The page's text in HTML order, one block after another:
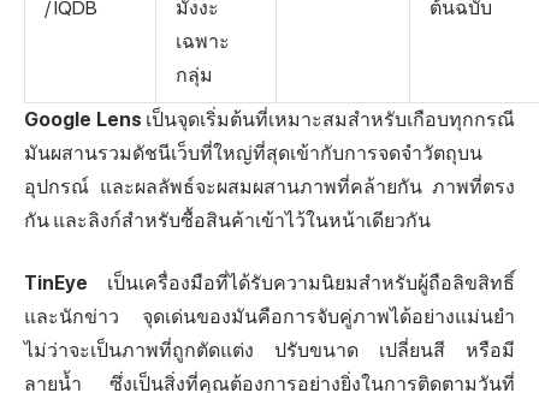
/ IQDB
มังงะ
เฉพาะ
กลุ่ม
ต้นฉบับ
Google Lens เป็นจุดเริ่มต้นที่เหมาะสมสำหรับเกือบทุกกรณี
มันผสานรวมดัชนีเว็บที่ใหญ่ที่สุดเข้ากับการจดจำวัตถุบน
อุปกรณ์ และผลลัพธ์จะผสมผสานภาพที่คล้ายกัน ภาพที่ตรง
กัน และลิงก์สำหรับซื้อสินค้าเข้าไว้ในหน้าเดียวกัน
TinEye เป็นเครื่องมือที่ได้รับความนิยมสำหรับผู้ถือลิขสิทธิ์
และนักข่าว จุดเด่นของมันคือการจับคู่ภาพได้อย่างแม่นยำ
ไม่ว่าจะเป็นภาพที่ถูกตัดแต่ง ปรับขนาด เปลี่ยนสี หรือมี
ลายน้ำ ซึ่งเป็นสิ่งที่คุณต้องการอย่างยิ่งในการติดตามวันที่